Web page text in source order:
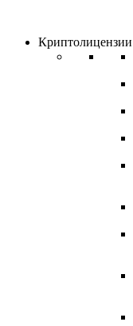
Криптолицензии